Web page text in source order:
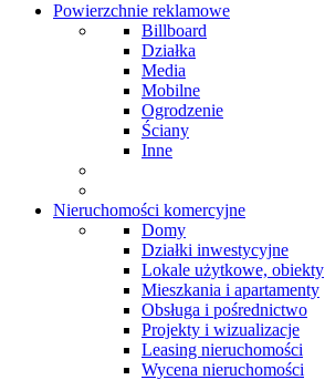
Powierzchnie reklamowe
Billboard
Działka
Media
Mobilne
Ogrodzenie
Ściany
Inne
Nieruchomości komercyjne
Domy
Działki inwestycyjne
Lokale użytkowe, obiekty
Mieszkania i apartamenty
Obsługa i pośrednictwo
Projekty i wizualizacje
Leasing nieruchomości
Wycena nieruchomości